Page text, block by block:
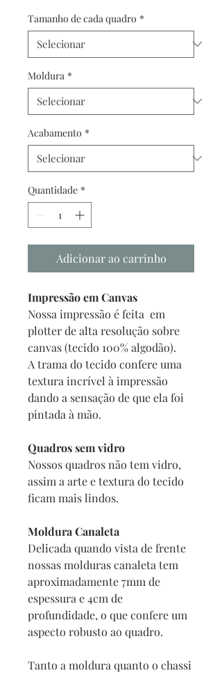
Tamanho de cada quadro *
Moldura *
Acabamento *
Quantidade *
Adicionar ao carrinho
Impressão em Canvas
Nossa impressão é feita em
plotter de alta resolução sobre
canvas (tecido 100% algodão).
A trama do tecido confere uma
textura incrível à impressão
dando a sensação de que ela foi
pintada à mão.
Quadros sem vidro
Nossos quadros não tem vidro,
assim a arte e textura do tecido
ficam mais lindos.
Moldura Canaleta
Delicada quando vista de frente
nossas molduras canaleta tem
aproximadamente 7mm de
espessura e 4cm de
profundidade, o que confere um
aspecto robusto ao quadro.
Tanto a moldura quanto o chassi